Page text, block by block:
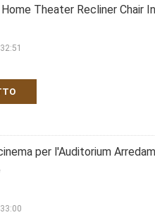
Theater Recliner Chair
per l'Auditorium